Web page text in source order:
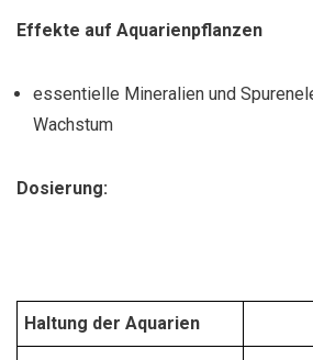
Effekte auf Aquarienpflanzen
essentielle Mineralien und
Wachstum
Dosierung:
Haltung der Aquarien